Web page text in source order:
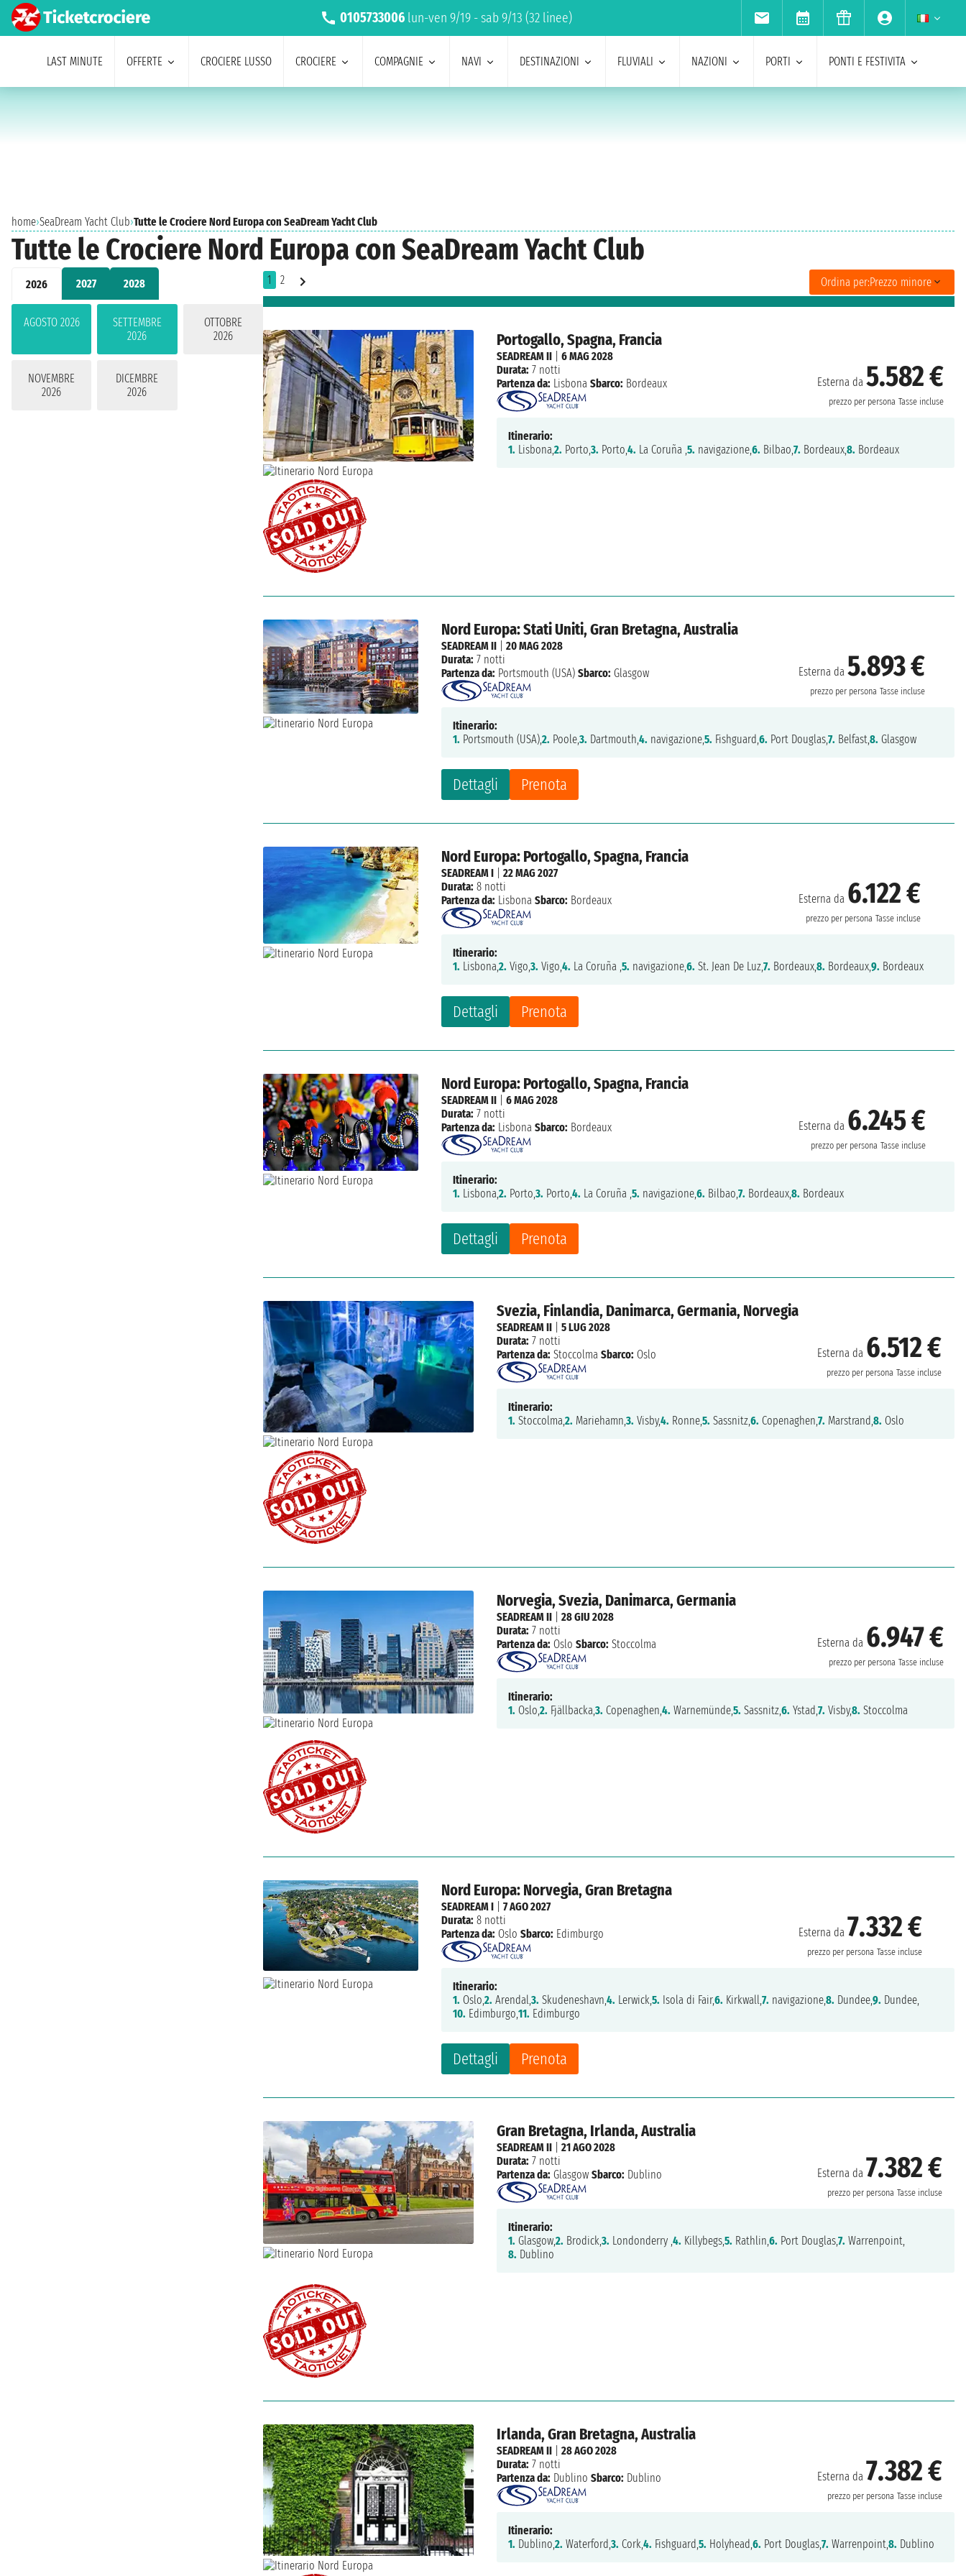
0105733006 lun-ven 9/19 - sab 9/13 (32 linee)
LAST MINUTE OFFERTE CROCIERE LUSSO CROCIERE COMPAGNIE NAVI DESTINAZIONI FLUVIALI NAZIONI PORTI PONTI E FESTIVITA
home›SeaDream Yacht Club›Tutte le Crociere Nord Europa con SeaDream Yacht Club
Tutte le Crociere Nord Europa con SeaDream Yacht Club
2026 2027 2028
AGOSTO 2026
SETTEMBRE
2026
OTTOBRE
2026
NOVEMBRE
2026
DICEMBRE
2026
1 2 Ordina per:Prezzo minore
Portogallo, Spagna, Francia
Esterna da 5.582 €
prezzo per persona Tasse incluse
SEADREAM II| 6 MAG 2028
Durata: 7 notti
Partenza da: Lisbona Sbarco: Bordeaux
Itinerario:
1. Lisbona,2. Porto,3. Porto,4. La Coruña ,5. navigazione,6. Bilbao,7. Bordeaux,8. Bordeaux
Nord Europa: Stati Uniti, Gran Bretagna, Australia
Esterna da5.893 €
prezzo per persona Tasse incluse
Dettagli Prenota
SEADREAM II |20 MAG 2028
Durata: 7 notti
Partenza da: Portsmouth (USA) Sbarco: Glasgow
Itinerario:
1. Portsmouth (USA),2. Poole,3. Dartmouth,4. navigazione,5. Fishguard,6. Port Douglas,7. Belfast,8. Glasgow
Nord Europa: Portogallo, Spagna, Francia
Esterna da 6.122 €
prezzo per persona Tasse incluse
Dettagli Prenota
SEADREAM I |22 MAG 2027
Durata: 8 notti
Partenza da: Lisbona Sbarco: Bordeaux
Itinerario:
1. Lisbona,2. Vigo,3. Vigo,4. La Coruña ,5. navigazione,6. St. Jean De Luz,7. Bordeaux,8. Bordeaux,9. Bordeaux
Nord Europa: Portogallo, Spagna, Francia
Esterna da 6.245 €
prezzo per persona Tasse incluse
Dettagli Prenota
SEADREAM II |6 MAG 2028
Durata: 7 notti
Partenza da: Lisbona Sbarco: Bordeaux
Itinerario:
1. Lisbona,2. Porto,3. Porto,4. La Coruña ,5. navigazione,6. Bilbao,7. Bordeaux,8. Bordeaux
Svezia, Finlandia, Danimarca, Germania, Norvegia
Esterna da 6.512 €
prezzo per persona Tasse incluse
SEADREAM II| 5 LUG 2028
Durata: 7 notti
Partenza da: Stoccolma Sbarco: Oslo
Itinerario:
1. Stoccolma,2. Mariehamn,3. Visby,4. Ronne,5. Sassnitz,6. Copenaghen,7. Marstrand,8. Oslo
Norvegia, Svezia, Danimarca, Germania
Esterna da 6.947 €
prezzo per persona Tasse incluse
SEADREAM II| 28 GIU 2028
Durata: 7 notti
Partenza da: Oslo Sbarco: Stoccolma
Itinerario:
1. Oslo,2. Fjällbacka,3. Copenaghen,4. Warnemünde,5. Sassnitz,6. Ystad,7. Visby,8. Stoccolma
Nord Europa: Norvegia, Gran Bretagna
Esterna da 7.332 €
prezzo per persona Tasse incluse
Dettagli Prenota
SEADREAM I |7 AGO 2027
Durata: 8 notti
Partenza da: Oslo Sbarco: Edimburgo
Itinerario:
1. Oslo,2. Arendal,3. Skudeneshavn,4. Lerwick,5. Isola di Fair,6. Kirkwall,7. navigazione,8. Dundee,9. Dundee,
10. Edimburgo,11. Edimburgo
Gran Bretagna, Irlanda, Australia
Esterna da 7.382 €
prezzo per persona Tasse incluse
SEADREAM II| 21 AGO 2028
Durata: 7 notti
Partenza da: Glasgow Sbarco: Dublino
Itinerario:
1. Glasgow,2. Brodick,3. Londonderry ,4. Killybegs,5. Rathlin,6. Port Douglas,7. Warrenpoint,
8. Dublino
Irlanda, Gran Bretagna, Australia
Esterna da 7.382 €
prezzo per persona Tasse incluse
SEADREAM II| 28 AGO 2028
Durata: 7 notti
Partenza da: Dublino Sbarco: Dublino
Itinerario:
1. Dublino,2. Waterford,3. Cork,4. Fishguard,5. Holyhead,6. Port Douglas,7. Warrenpoint,8. Dublino